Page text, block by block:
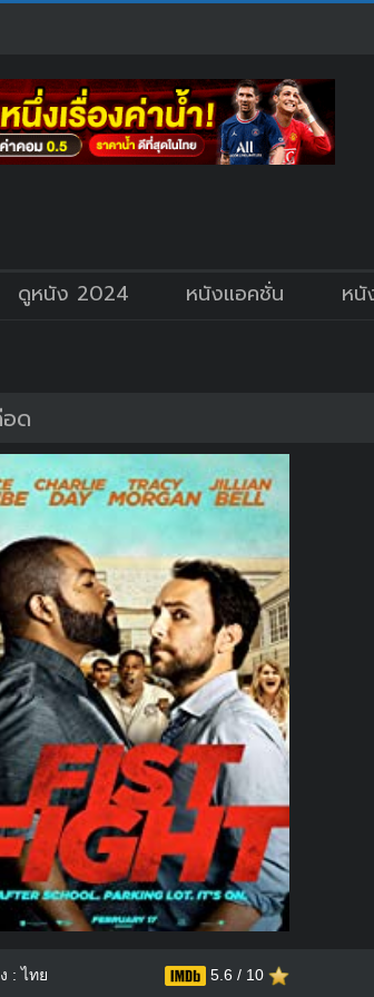
ดูหนัง 2024 หนังแอคชั่น หนั
ด
: ไทย 5.6 / 10